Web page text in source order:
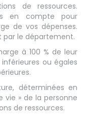
de ressources.
en compte pour
de vos dépenses.
par le département.
à 100 % de leur
ou égales
déterminées en
vie » de la personne
de ressources.